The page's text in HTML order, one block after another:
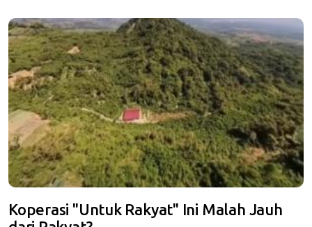
Koperasi "Untuk Rakyat" Ini Malah Jauh